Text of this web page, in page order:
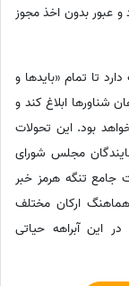
عبور بدون اخذ مجوز
تا تمام «بایدها و
شناورها ابلاغ کند و
بود. این تحولات
مجلس شورای
جامع تنگه هرمز خبر
ارکان مختلف
این آبراهه حیاتی